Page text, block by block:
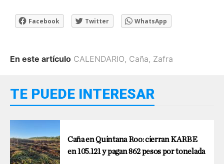
Facebook Twitter WhatsApp
En este artículo CALENDARIO, Caña, Zafra
TE PUEDE INTERESAR
Caña en Quintana Roo: cierran KARBE
en 105.121 y pagan 862 pesos por tonelada